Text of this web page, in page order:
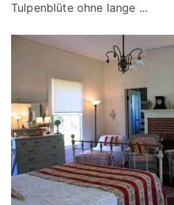
Tulpenblüte ohne lange ...